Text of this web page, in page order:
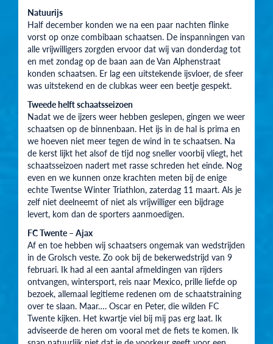
Natuurijs
Half december konden we na een paar nachten flinke
vorst op onze combibaan schaatsen. De inspanningen van
alle vrijwilligers zorgden ervoor dat wij van donderdag tot
en met zondag op de baan aan de Van Alphenstraat
konden schaatsen. Er lag een uitstekende ijsvloer, de sfeer
was uitstekend en de clubkas weer een beetje gespekt.
Tweede helft schaatsseizoen
Nadat we de ijzers weer hebben geslepen, gingen we weer
schaatsen op de binnenbaan. Het ijs in de hal is prima en
we hoeven niet meer tegen de wind in te schaatsen. Na
de kerst lijkt het alsof de tijd nog sneller voorbij vliegt, het
schaatsseizoen nadert met rasse schreden het einde. Nog
even en we kunnen onze krachten meten bij de enige
echte Twentse Winter Triathlon, zaterdag 11 maart. Als je
zelf niet deelneemt of niet als vrijwilliger een bijdrage
levert, kom dan de sporters aanmoedigen.
FC Twente – Ajax
Af en toe hebben wij schaatsers ongemak van wedstrijden
in de Grolsch veste. Zo ook bij de bekerwedstrijd van 9
februari. Ik had al een aantal afmeldingen van rijders
ontvangen, wintersport, reis naar Mexico, prille liefde op
bezoek, allemaal legitieme redenen om de schaatstraining
over te slaan. Maar…. Oscar en Peter, die wilden FC
Twente kijken. Het kwartje viel bij mij pas erg laat. Ik
adviseerde de heren om vooral met de fiets te komen. Ik